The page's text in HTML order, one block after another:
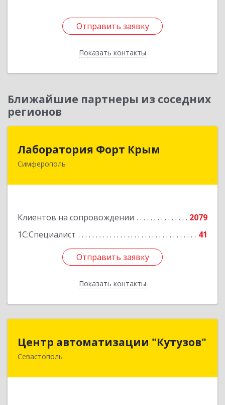
Отправить заявку
Показать контакты
Отправить заявку
Назад
Ближайшие партнеры из соседних
регионов
Лаборатория Форт Крым
Симферополь
Клиентов на сопровождении
2079
1С:Специалист
41
Отправить заявку
Показать контакты
295034, Крым Респ, Симферополь г, Киевская
Отправить заявку
Назад
Центр автоматизации "Кутузов"
Севастополь
299011, Севастополь г, Генерала Петрова ул,